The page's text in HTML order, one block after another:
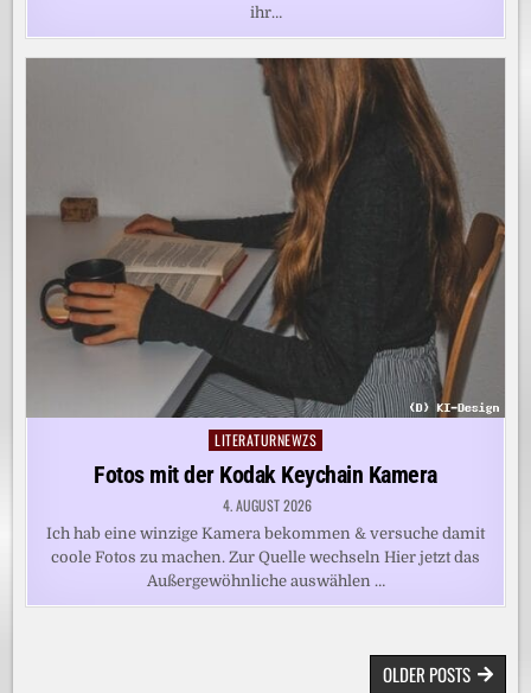
ihr…
Posted
in
LITERATURNEWZS
Fotos mit der Kodak Keychain Kamera
4. AUGUST 2026
Ich hab eine winzige Kamera bekommen & versuche damit
coole Fotos zu machen. Zur Quelle wechseln Hier jetzt das
Außergewöhnliche auswählen …
BEITRAGSNAVIGATIONOLDER POSTS